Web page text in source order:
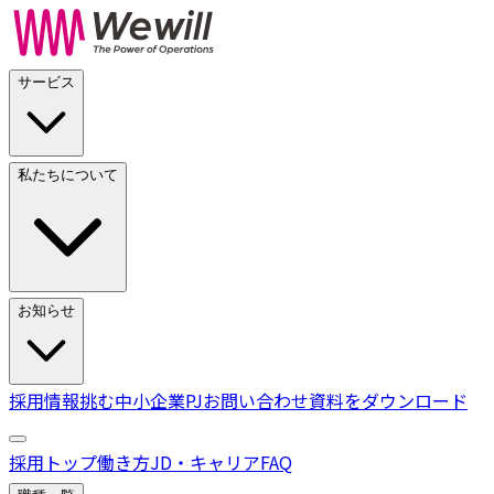
サービス
私たちについて
お知らせ
採用情報挑む中小企業PJお問い合わせ資料をダウンロード
採用トップ働き方JD・キャリアFAQ